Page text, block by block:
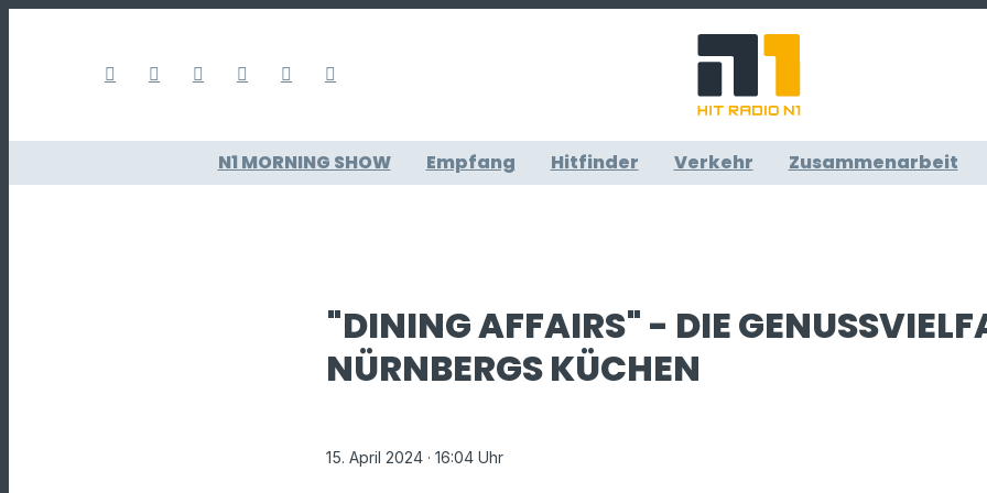
N1 MORNING SHOW Empfang Hitfinder Verkehr Zusammenarbeit
"DINING AFFAIRS" - DIE
NÜRNBERGS KÜCHEN
15. April 2024 · 16:04 Uhr